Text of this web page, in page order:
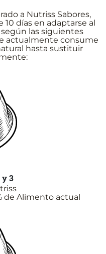
a Nutriss Sabores,
días en adaptarse al
las siguientes
actualmente consume
hasta sustituir
y 3
de Alimento actual